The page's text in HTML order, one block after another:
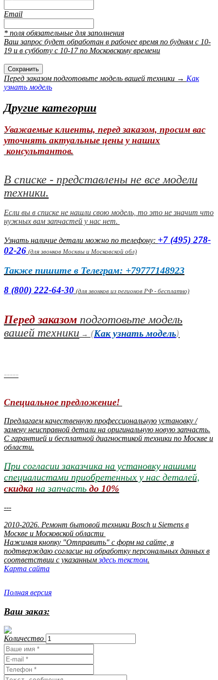
Email
* поля обязательные для заполнения
Ваш запрос будет обработан в рабочее время по будням с 10-
19 и в субботу с 10-17 по Московскому времени
Перед заказом подготовьте модель вашей техники → Как
узнать модель
Другие категории
Уважаемые клиенты, перед заказом, просим вас
уточнять актуальные цены у наших
консультантов.
В списке - представлены не все модели
техники.
Если вы в списке не нашли свою модель, то это не значит что
нужных вам запчастей у нас нет.
Узнать наличие детали можно по телефону: +7 (495) 278-
02-26 (для звонков Москвы и Московской обл)
Также пишите в Телеграм: +79777148923
8 (800) 222-64-30 (для звонков из регионов РФ - бесплатно)
Перед заказом подготовьте модель
вашей техники → (Как узнать модель)
-----
Специальное предложение!
Предлагаем качественную профессиональную установку /
замену неисправной детали на оригинальную новую запчасть.
С гарантией и бесплатной диагностикой техники по Москве и
области.
При согласии заказчика на установку нашими
специалистами приобретенных у нас деталей,
скидка на запчасть до 10%
---
2010-2026. Ремонт бытовой техники Bosch и Siemens в
Москве и Московской области
Нажимая кнопку "Отправить" c форм на сайте, я
подтверждаю согласие на обработку персональных данных в
соответствии с указаннымздесь текстом.
Карта сайта
Полная версия
Ваш заказ:
Количество